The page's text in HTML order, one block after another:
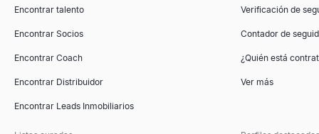
Herramienta de Comparación de Competidores
Herramienta gratuita de comparación de competidores
Explorar→
Encontrar talento
Encontrar Socios
Encontrar Coach
Encontrar Distribuidor
Encontrar Leads Inmobiliarios
Verificación de
Contador de
¿Quién está
Ver más